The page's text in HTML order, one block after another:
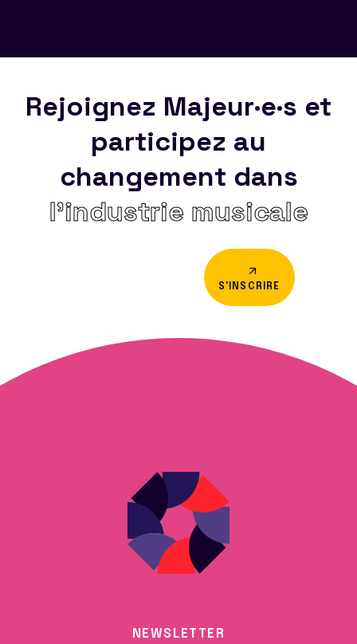
Rejoignez Majeur·e·s et
participez au
changement dans
l’industrie musicale
S'INSCRIRE
NEWSLETTER